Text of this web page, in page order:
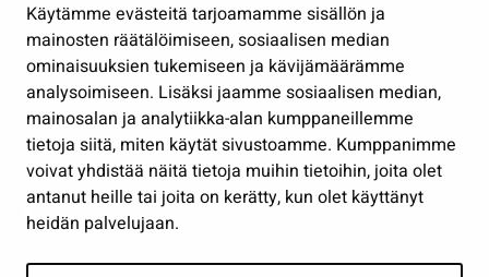
Käytämme evästeitä tarjoamamme sisällön ja
mainosten räätälöimiseen, sosiaalisen median
ominaisuuksien tukemiseen ja kävijämäärämme
analysoimiseen. Lisäksi jaamme sosiaalisen median,
mainosalan ja analytiikka-alan kumppaneillemme
tietoja siitä, miten käytät sivustoamme. Kumppanimme
voivat yhdistää näitä tietoja muihin tietoihin, joita olet
antanut heille tai joita on kerätty, kun olet käyttänyt
heidän palvelujaan.
Työ ja yrittäminen
Osallistu ja asioi
Näytä omat evästeasetukseni
Seuraa meitä